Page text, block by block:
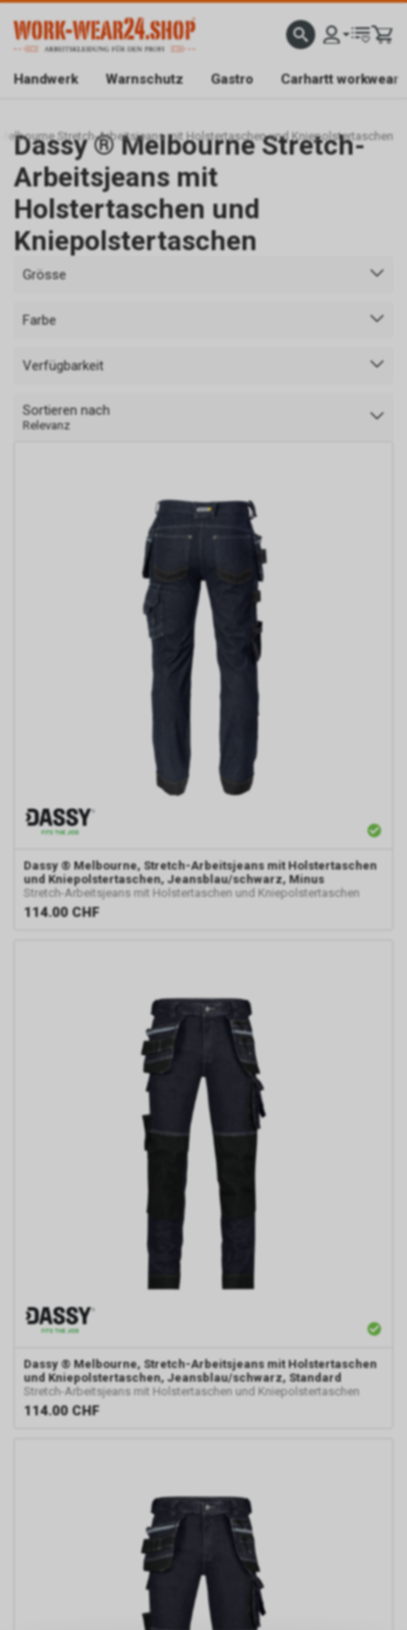
AB CHF 200.- FACHGESCHÄFT IN BAAR/ZG SICHER EINKAUFEN
Handwerk Warnschutz Gastro Carhartt workwear
Stretch-Arbeitsjeans mit Holstertaschen und Kniepolstertaschen
Dassy ® Melbourne Stretch-
Arbeitsjeans mit
Holstertaschen und
Kniepolstertaschen
Grösse
Farbe
Verfügbarkeit
Sortieren nach
Relevanz
Dassy ® Melbourne, Stretch-Arbeitsjeans mit Holstertaschen
und Kniepolstertaschen, Jeansblau/schwarz, Minus
Stretch-Arbeitsjeans mit Holstertaschen und Kniepolstertaschen
114.00 CHF
Dassy ® Melbourne, Stretch-Arbeitsjeans mit Holstertaschen
und Kniepolstertaschen, Jeansblau/schwarz, Standard
Stretch-Arbeitsjeans mit Holstertaschen und Kniepolstertaschen
114.00 CHF